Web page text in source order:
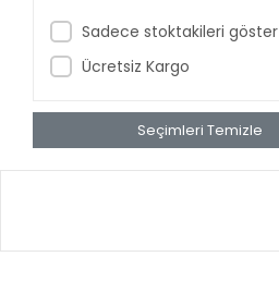
Oğuzyiğit
Önal Tarım
Özermak Tarım
Sadece stoktakileri göster
Ücretsiz Kargo
Seçimleri Temizle